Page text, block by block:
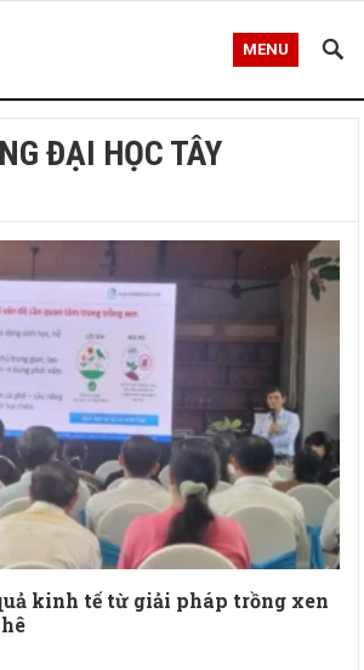
MENU
ĐẠI HỌC TÂY
kinh tế từ giải pháp trồng xen